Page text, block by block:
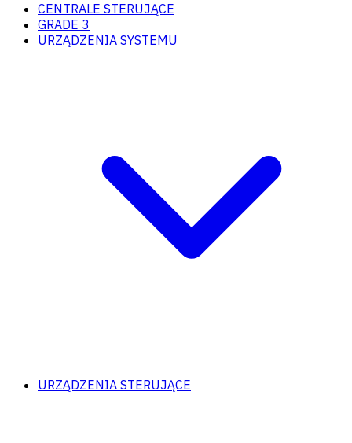
CENTRALE STERUJĄCE
GRADE 3
URZĄDZENIA SYSTEMU
URZĄDZENIA STERUJĄCE